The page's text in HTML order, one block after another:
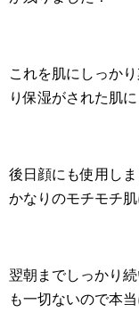
これを肌にしっか
り保湿がされた肌に
後日顔にも使用し
かなりのモチモチ肌
翌朝までしっかり
も一切ないので本